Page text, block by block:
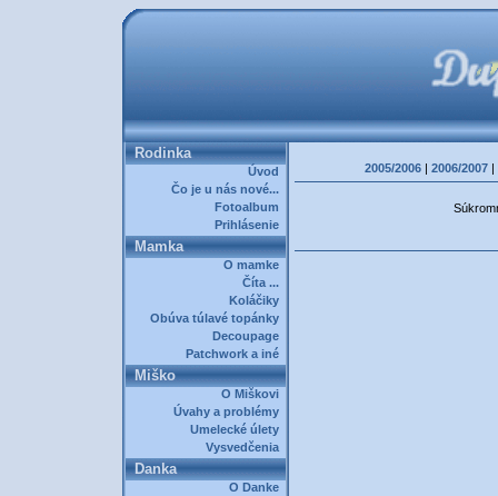
Rodinka
Úvod
Čo je u nás nové...
Fotoalbum
Prihlásenie
Mamka
O mamke
Číta ...
Koláčiky
Obúva túlavé topánky
Decoupage
Patchwork a iné
Miško
O Miškovi
Úvahy a problémy
Umelecké úlety
Vysvedčenia
Danka
O Danke
2005/2006 | 2006/2007 |